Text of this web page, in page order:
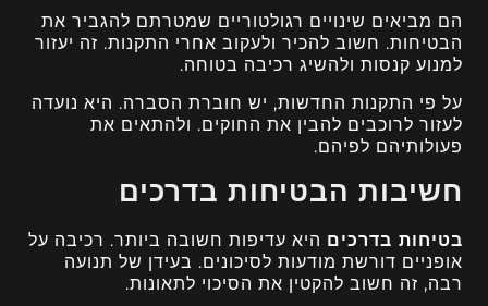
הם מביאים שינויים רגולטוריים שמטרתם להגביר את
הבטיחות. חשוב להכיר ולעקוב אחרי התקנות. זה יעזור
למנוע קנסות ולהשיג רכיבה בטוחה.
על פי התקנות החדשות, יש חוברת הסברה. היא נועדה
לעזור לרוכבים להבין את החוקים. ולהתאים את
פעולותיהם לפיהם.
חשיבות הבטיחות בדרכים
בטיחות בדרכים היא עדיפות חשובה ביותר. רכיבה על
אופניים דורשת מודעות לסיכונים. בעידן של תנועה
רבה, זה חשוב להקטין את הסיכוי לתאונות.